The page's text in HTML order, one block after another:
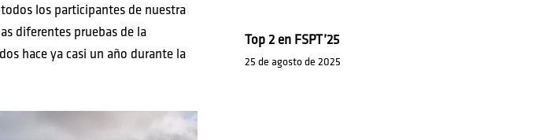
los participantes de nuestra
diferentes pruebas de la
hace ya casi un año durante la
Top 2 en FSPT’25
25 de agosto de 2025